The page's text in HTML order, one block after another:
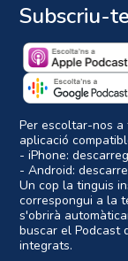
Subscriu-
Per escoltar-nos a
aplicació
- iPhone:
- Android:
Un cop la tinguis
correspongui a la
s'obrirà
buscar el Podcast
integrats.